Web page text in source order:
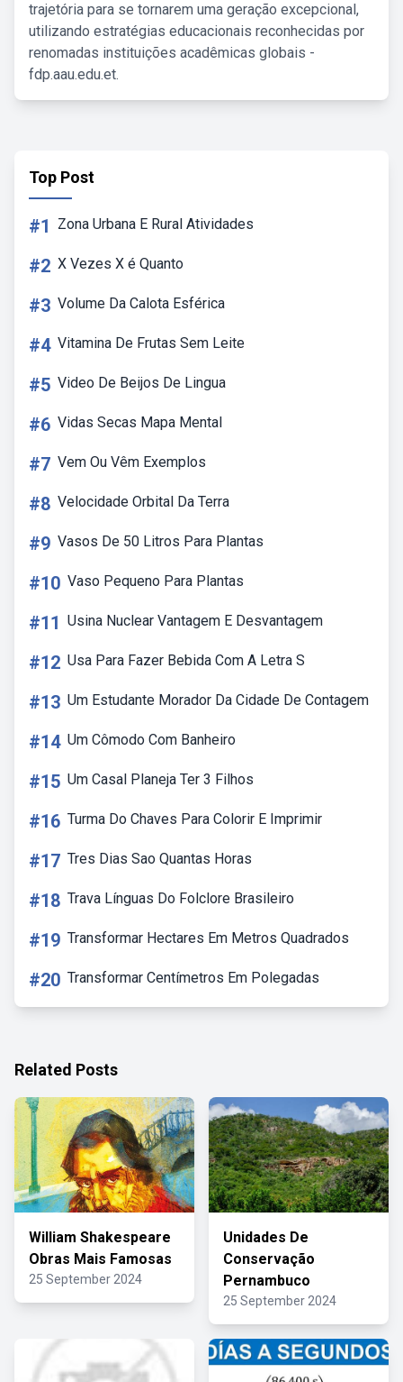
trajetória para se tornarem uma geração excepcional,
utilizando estratégias educacionais reconhecidas por
renomadas instituições acadêmicas globais -
fdp.aau.edu.et.
Top Post
#1 Zona Urbana E Rural Atividades
#2 X Vezes X é Quanto
#3 Volume Da Calota Esférica
#4 Vitamina De Frutas Sem Leite
#5 Video De Beijos De Lingua
#6 Vidas Secas Mapa Mental
#7 Vem Ou Vêm Exemplos
#8 Velocidade Orbital Da Terra
#9 Vasos De 50 Litros Para Plantas
#10 Vaso Pequeno Para Plantas
#11 Usina Nuclear Vantagem E Desvantagem
#12 Usa Para Fazer Bebida Com A Letra S
#13 Um Estudante Morador Da Cidade De Contagem
#14 Um Cômodo Com Banheiro
#15 Um Casal Planeja Ter 3 Filhos
#16 Turma Do Chaves Para Colorir E Imprimir
#17 Tres Dias Sao Quantas Horas
#18 Trava Línguas Do Folclore Brasileiro
#19 Transformar Hectares Em Metros Quadrados
#20 Transformar Centímetros Em Polegadas
Related Posts
William Shakespeare
Obras Mais Famosas
25 September 2024
Unidades De
Conservação
Pernambuco
25 September 2024